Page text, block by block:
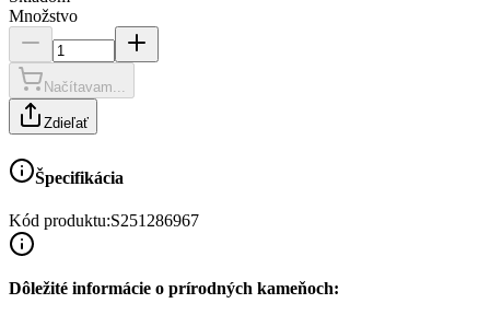
Množstvo
Načítavam...
Zdieľať
Špecifikácia
Kód produktu:S251286967
Dôležité informácie o prírodných kameňoch: